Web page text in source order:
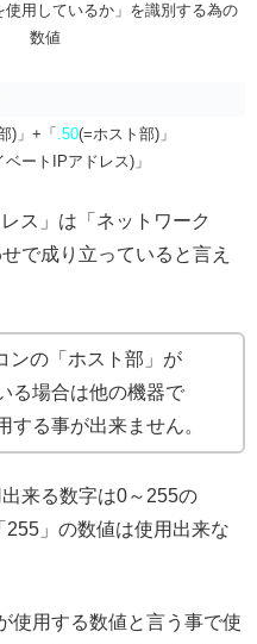
使用しているか」を識別する為の
数値
)」+「 .50(=ホスト部)」
ートIPアドレス)」
ス」は「ネットワーク
で成り立っていると言え
ンの「ホスト部」が
る場合は他の機器で
する事が出来ません。
来る数字は0～255の
255」の数値は使用出来な
使用する数値と言う事で使